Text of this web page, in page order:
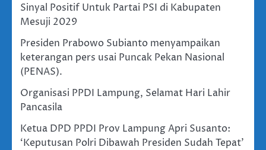
Sinyal Positif Untuk Partai PSI di Kabupaten
Mesuji 2029
Presiden Prabowo Subianto menyampaikan
keterangan pers usai Puncak Pekan Nasional
(PENAS).
Organisasi PPDI Lampung, Selamat Hari Lahir
Pancasila
Ketua DPD PPDI Prov Lampung Apri Susanto:
‘Keputusan Polri Dibawah Presiden Sudah Tepat’